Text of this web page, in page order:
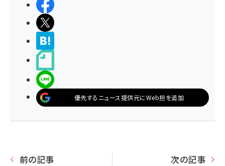
優先するニュース提供元にWeb担を追加
前の記事 次の記事